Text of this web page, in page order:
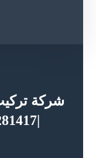
شركة